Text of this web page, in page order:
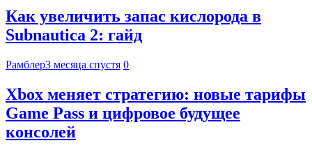
Как увеличить запас кислорода в
Subnautica 2: гайд
Рамблер3 месяца спустя 0
Xbox меняет стратегию: новые тарифы
Game Pass и цифровое будущее
консолей